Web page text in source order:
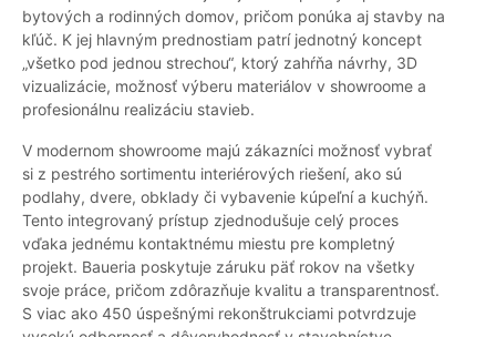
bytových a rodinných domov, pričom ponúka aj stavby na
kľúč. K jej hlavným prednostiam patrí jednotný koncept
„všetko pod jednou strechou“, ktorý zahŕňa návrhy, 3D
vizualizácie, možnosť výberu materiálov v showroome a
profesionálnu realizáciu stavieb.
V modernom showroome majú zákazníci možnosť vybrať
si z pestrého sortimentu interiérových riešení, ako sú
podlahy, dvere, obklady či vybavenie kúpeľní a kuchýň.
Tento integrovaný prístup zjednodušuje celý proces
vďaka jednému kontaktnému miestu pre kompletný
projekt. Baueria poskytuje záruku päť rokov na všetky
svoje práce, pričom zdôrazňuje kvalitu a transparentnosť.
S viac ako 450 úspešnými rekonštrukciami potvrdzuje